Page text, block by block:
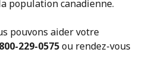
population canadienne.
pouvons aider votre
229-0575ou rendez-vous